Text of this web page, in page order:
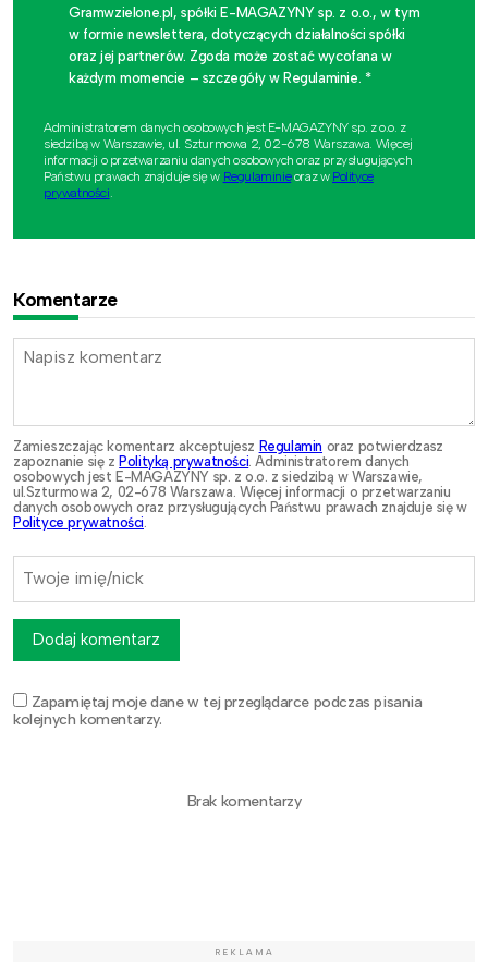
Gramwzielone.pl, spółki E-MAGAZYNY sp. z o.o., w tym
w formie newslettera, dotyczących działalności spółki
oraz jej partnerów. Zgoda może zostać wycofana w
każdym momencie – szczegóły w Regulaminie. *
Administratorem danych osobowych jest E-MAGAZYNY sp. z o.o. z
siedzibą w Warszawie, ul. Szturmowa 2, 02-678 Warszawa. Więcej
informacji o przetwarzaniu danych osobowych oraz przysługujących
Państwu prawach znajduje się w Regulaminieoraz w Polityce
prywatności.
Komentarze
Zamieszczając komentarz akceptujesz Regulamin oraz potwierdzasz
zapoznanie się zPolityką prywatności . Administratorem danych
osobowych jest E-MAGAZYNY sp. z o.o. z siedzibą w Warszawie,
ul.Szturmowa 2, 02-678 Warszawa. Więcej informacji o przetwarzaniu
danych osobowych oraz przysługujących Państwu prawach znajduje się w
Polityce prywatności
Zapamiętaj moje dane w tej przeglądarce podczas pisania
kolejnych komentarzy.
Dodaj komentarz
Brak komentarzy
REKLAMA